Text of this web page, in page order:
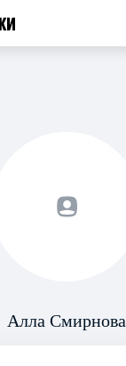
Алла Смирнова